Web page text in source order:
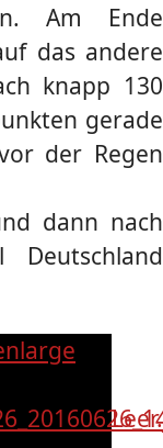
Am Ende
das andere
knapp 130
gerade
der Regen
dann nach